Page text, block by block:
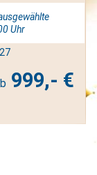
Uhr
999,- €